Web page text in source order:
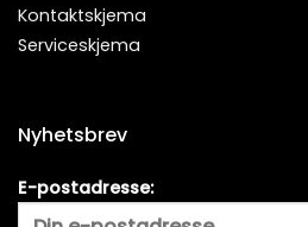
Kontaktskjema
Serviceskjema
Nyhetsbrev
E-postadresse: